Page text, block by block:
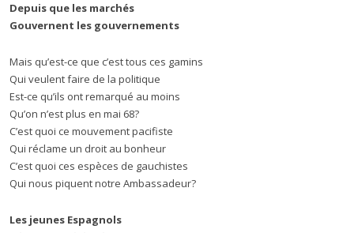
Depuis que les marchés
Gouvernent les gouvernements
Mais qu’est-ce que c’est tous ces gamins
Qui veulent faire de la politique
Est-ce qu’ils ont remarqué au moins
Qu’on n’est plus en mai 68?
C’est quoi ce mouvement pacifiste
Qui réclame un droit au bonheur
C’est quoi ces espèces de gauchistes
Qui nous piquent notre Ambassadeur?
Les jeunes Espagnols